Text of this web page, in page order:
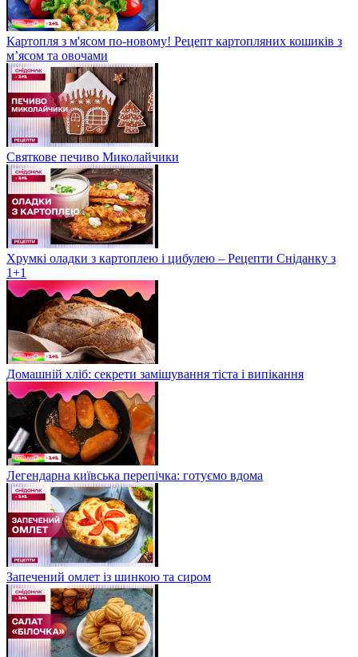
Картопля з м'ясом по-новому! Рецепт картопляних кошиків з
м’ясом та овочами
Святкове печиво Миколайчики
Хрумкі оладки з картоплею і цибулею – Рецепти Сніданку з
1+1
Домашній хліб: секрети замішування тіста і випікання
Легендарна київська перепічка: готуємо вдома
Запечений омлет із шинкою та сиром